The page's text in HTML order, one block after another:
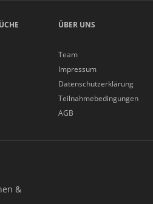
ÜBER UNS
Team
Impressum
Datenschutzerklärung
Teilnahmebedingungen
AGB
&